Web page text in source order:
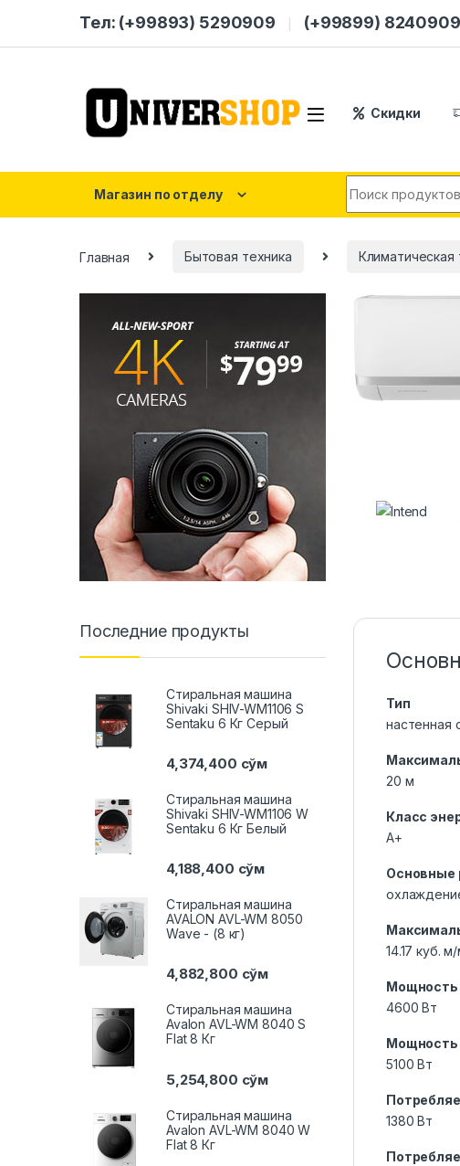
Тел: (+99893) 5290909 (+99899) 8240909
Скидки
Магазин по отделу
Главная Бытовая техника Климатическая
Тип
настенная
20 м
Класс
A+
14.17 куб.
Мощность
4600 Вт
Мощность
5100 Вт
1380 Вт
Последние продукты
Стиральная машина
Shivaki SHIV-WM1106 S
Sentaku 6 Кг Серый
4,374,400 сўм
Стиральная машина
Shivaki SHIV-WM1106 W
Sentaku 6 Кг Белый
4,188,400 сўм
Стиральная машина
AVALON AVL-WM 8050
Wave - (8 кг)
4,882,800 сўм
Стиральная машина
Avalon AVL-WM 8040 S
Flat 8 Кг
5,254,800 сўм
Стиральная машина
Avalon AVL-WM 8040 W
Flat 8 Кг